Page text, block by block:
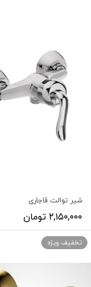
شیر توالت قاجاری
۲,۱۵۰,۰۰۰ تومان
تخفیف ویژه